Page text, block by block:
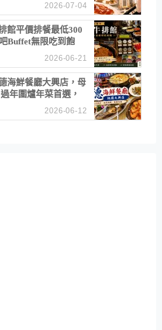
2026-07-04
館平價排餐最低300
Buffet無限吃到飽
2026-06-21
海鮮餐廳大興店，母
年圍爐年菜首選，
2026-06-12